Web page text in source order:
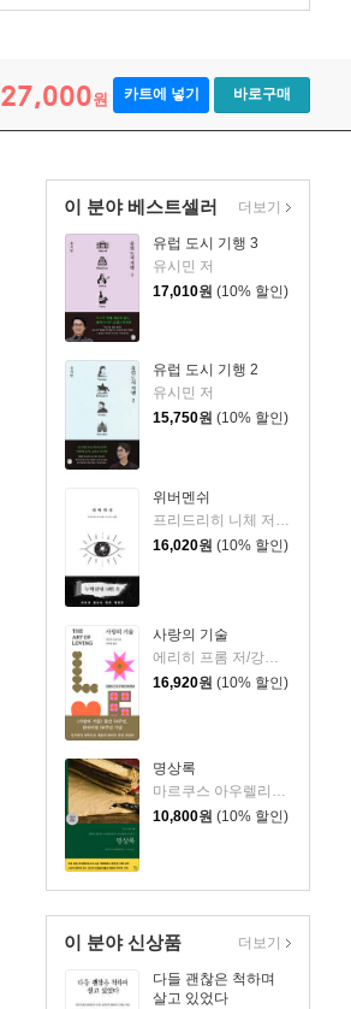
27,000원 카트에 넣기 바로구매
이 분야 베스트셀러
유럽 도시 기행 3
유시민 저
17,010원 (10% 할인)
유럽 도시 기행 2
유시민 저
15,750원 (10% 할인)
위버멘쉬
16,020원 (10% 할인)
사랑의 기술
에리히 프롬 저/강주헌 역
16,920원 (10% 할인)
명상록
10,800원 (10% 할인)
더보기
이 분야 신상품
다들 괜찮은 척하며
살고 있었다
더보기